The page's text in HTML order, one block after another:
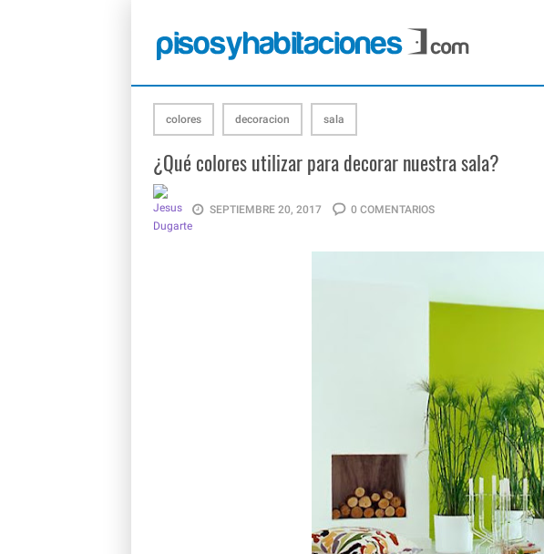
colores decoracion sala
¿Qué colores utilizar para decorar nuestra sala?
SEPTIEMBRE 20, 2017 0 COMENTARIOS